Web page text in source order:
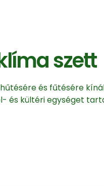
szett
és fűtésére
és kültéri egységet